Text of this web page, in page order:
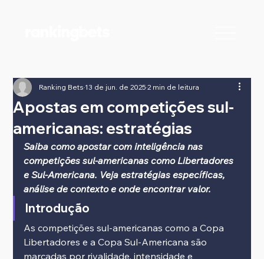
Apostas em competições sul-
americanas: estratégias
Ranking Bets13 de jun. de 20252 min de leitura
Saiba como apostar com inteligência nas
competições sul-americanas como Libertadores
e Sul-Americana. Veja estratégias específicas,
análise de contexto e onde encontrar valor.
Introdução
As competições sul-americanas como a Copa
Libertadores e a Copa Sul-Americana são
marcadas por rivalidade, intensidade e